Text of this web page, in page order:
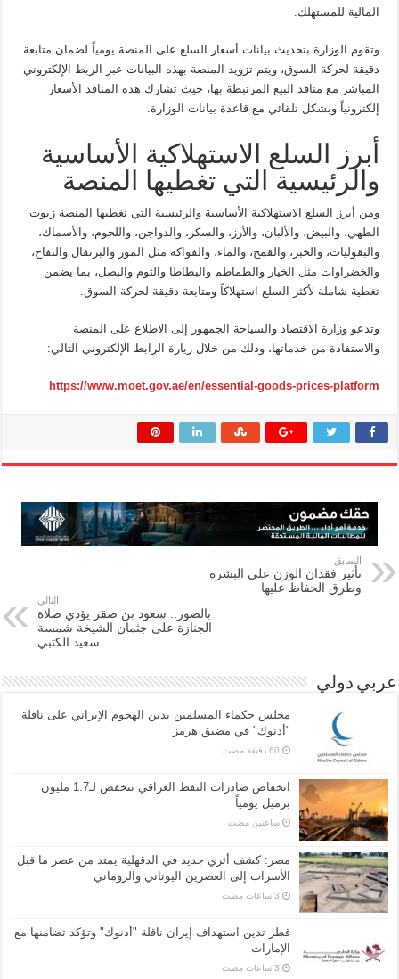
المالية للمستهلك.
وتقوم الوزارة بتحديث بيانات أسعار السلع على المنصة يومياً لضمان متابعة
دقيقة لحركة السوق، ويتم تزويد المنصة بهذه البيانات عبر الربط الإلكتروني
المباشر مع منافذ البيع المرتبطة بها، حيث تشارك هذه المنافذ الأسعار
إلكترونياً وبشكل تلقائي مع قاعدة بيانات الوزارة.
أبرز السلع الاستهلاكية الأساسية
والرئيسية التي تغطيها المنصة
ومن أبرز السلع الاستهلاكية الأساسية والرئيسية التي تغطيها المنصة زيوت
الطهي، والبيض، والألبان، والأرز، والسكر، والدواجن، واللحوم، والأسماك،
والبقوليات، والخبز، والقمح، والماء، والفواكه مثل الموز والبرتقال والتفاح،
والخضراوات مثل الخيار والطماطم والبطاطا والثوم والبصل، بما يضمن
تغطية شاملة لأكثر السلع استهلاكاً ومتابعة دقيقة لحركة السوق.
وتدعو وزارة الاقتصاد والسياحة الجمهور إلى الاطلاع على المنصة
والاستفادة من خدماتها، وذلك من خلال زيارة الرابط الإلكتروني التالي:
https://www.moet.gov.ae/en/essential-goods-prices-platform
السابق
تأثير فقدان الوزن على البشرة
وطرق الحفاظ عليها
التالي
بالصور.. سعود بن صقر يؤدي صلاة
الجنازة على جثمان الشيخة شمسة
سعيد الكتبي
عربي دولي
مجلس حكماء المسلمين يدين الهجوم الإيراني على ناقلة
"أدنوك" في مضيق هرمز
انخفاض صادرات النفط العراقي تنخفض لـ1.7 مليون
برميل يومياً
‏ساعتين مضت
مصر: كشف أثري جديد في الدقهلية يمتد من عصر ما قبل
الأسرات إلى العصرين اليوناني والروماني
قطر تدين استهداف إيران ناقلة "أدنوك" وتؤكد تضامنها مع
الإمارات